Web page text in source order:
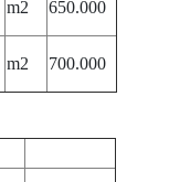
m2 650.000
m2 700.000